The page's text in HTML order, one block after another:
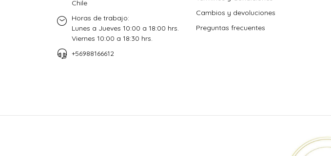
Chile
Horas de trabajo:
Lunes a Jueves 10:00 a 18:00 hrs.
Viernes 10:00 a 18:30 hrs.
+56988166612
Cambios y devoluciones
Preguntas frecuentes